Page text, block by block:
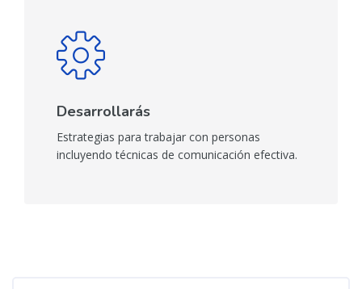
Desarrollarás
Estrategias para trabajar con personas
incluyendo técnicas de comunicación efectiva.